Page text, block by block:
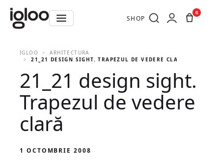
SHOP
0
IGLOO
ARHITECTURA
21_21 DESIGN SIGHT. TRAPEZUL DE VEDERE CLARĂ
21_21 design sight.
Trapezul de vedere
clară
1 OCTOMBRIE 2008